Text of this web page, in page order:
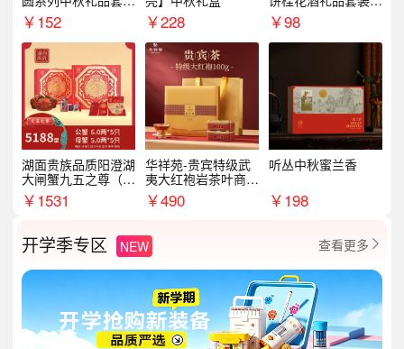
企业送客户商务伴手
礼
￥152 ￥228
AL1377
￥98
湖面贵族品质阳澄湖
大闸蟹九五之尊（卡
券）5188型
￥1531
华祥苑-贵宾特级武
夷大红袍岩茶叶商务
礼盒中秋节送长辈1
00g
￥490
听丛中秋蜜兰香
￥198
开学季专区 NEW 查看更多 